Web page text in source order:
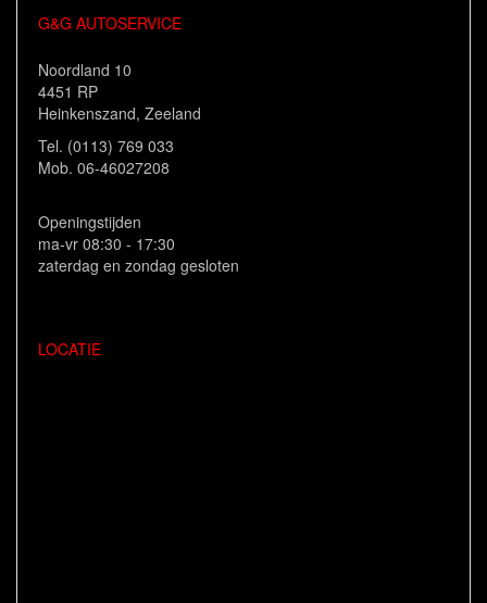
G&G AUTOSERVICE
Noordland 10
4451 RP
Heinkenszand, Zeeland
Tel. (0113) 769 033
Mob. 06-46027208
Openingstijden
ma-vr 08:30 - 17:30
zaterdag en zondag gesloten
LOCATIE